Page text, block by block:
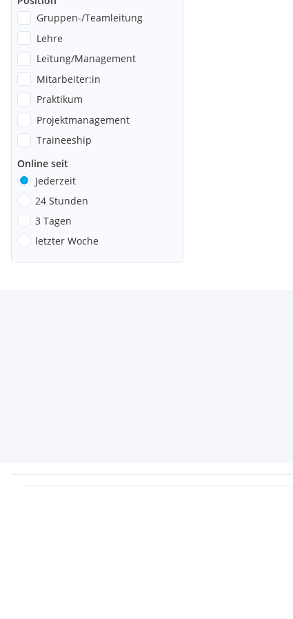
Gruppen-/Teamleitung
Lehre
Leitung/Management
Mitarbeiter:in
Praktikum
Projektmanagement
Traineeship
Online seit
Jederzeit
24 Stunden
3 Tagen
letzter Woche